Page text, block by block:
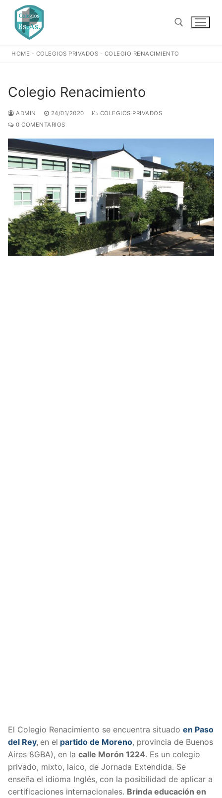
contenido
HOME - COLEGIOS PRIVADOS - COLEGIO RENACIMIENTO
Colegio Renacimiento
ADMIN 24/01/2020
COLEGIOS PRIVADOS
0 COMENTARIOS
El Colegio Renacimiento se encuentra situado en Paso
del Rey, en el partido de Moreno, provincia de Buenos
Aires 8GBA), en la calle Morón 1224. Es un colegio
privado, mixto, laico, de Jornada Extendida. Se
enseña el idioma Inglés, con la posibilidad de aplicar a
certificaciones internacionales. Brinda educación en